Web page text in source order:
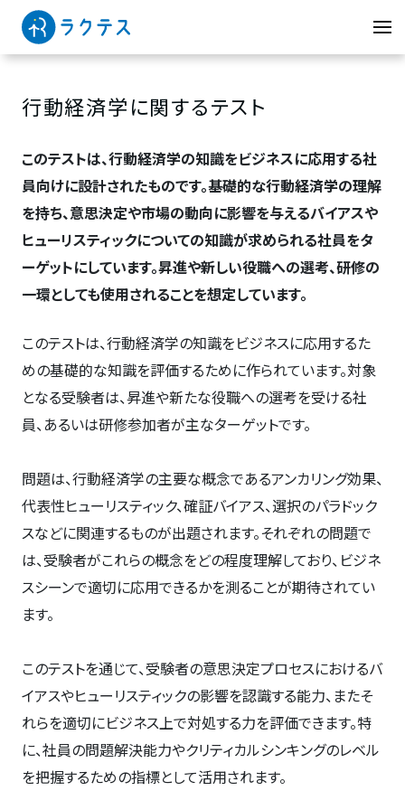
行動経済学に関するテスト
このテストは、行動経済学の知識をビジネスに応用する社
員向けに設計されたものです。基礎的な行動経済学の理解
を持ち、意思決定や市場の動向に影響を与えるバイアスや
ヒューリスティックについての知識が求められる社員をタ
ーゲットにしています。昇進や新しい役職への選考、研修の
一環としても使用されることを想定しています。
このテストは、行動経済学の知識をビジネスに応用するた
めの基礎的な知識を評価するために作られています。対象
となる受験者は、昇進や新たな役職への選考を受ける社
員、あるいは研修参加者が主なターゲットです。
問題は、行動経済学の主要な概念であるアンカリング効果、
代表性ヒューリスティック、確証バイアス、選択のパラドック
スなどに関連するものが出題されます。それぞれの問題で
は、受験者がこれらの概念をどの程度理解しており、ビジネ
スシーンで適切に応用できるかを測ることが期待されてい
ます。
このテストを通じて、受験者の意思決定プロセスにおけるバ
イアスやヒューリスティックの影響を認識する能力、またそ
れらを適切にビジネス上で対処する力を評価できます。特
に、社員の問題解決能力やクリティカルシンキングのレベル
を把握するための指標として活用されます。